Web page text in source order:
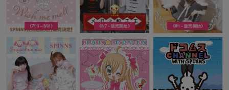
《7/13～8/31》 《8/7～販売開始》 《8/1～販売開始》